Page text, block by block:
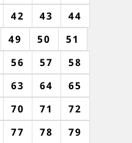
42 43
44
49 50
51
56 57
58
63 64
65
70 71
72
77 78 79